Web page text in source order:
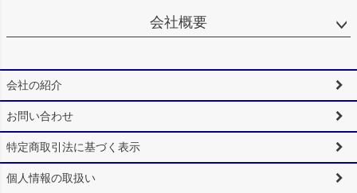
会社概要
会社の紹介
お問い合わせ
特定商取引法に基づく表示
個人情報の取扱い